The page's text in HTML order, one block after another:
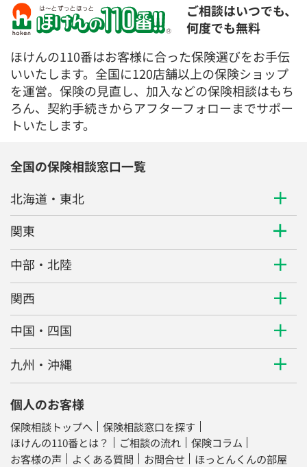
ご相談はいつでも、
何度でも無料
ほけんの110番はお客様に合った保険選びをお手伝
いいたします。全国に120店舗以上の保険ショップ
を運営。保険の見直し、加入などの保険相談はもち
ろん、契約手続きからアフターフォローまでサポー
トいたします。
全国の保険相談窓口一覧
北海道・東北
関東
中部・北陸
関西
中国・四国
九州・沖縄
個人のお客様
保険相談トップへ
保険相談窓口を探す
ほけんの110番とは？
ご相談の流れ
保険コラム
お客様の声
よくある質問 お問合せ ほっとんくんの部屋